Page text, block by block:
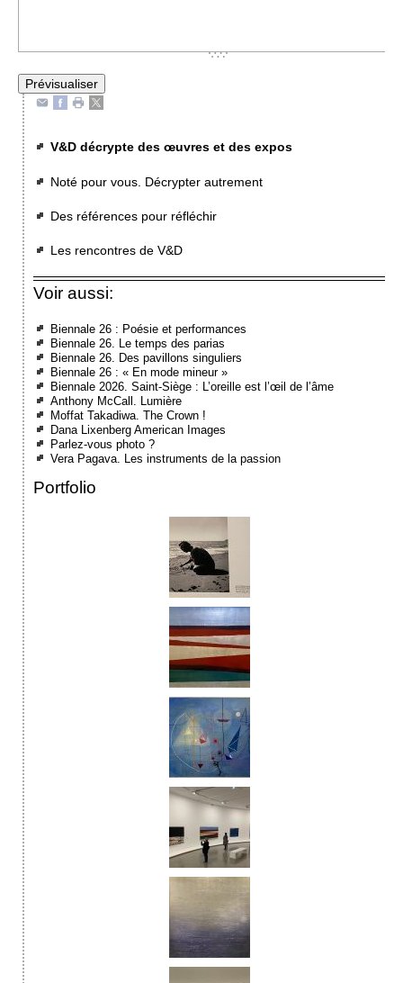
V&D décrypte des œuvres et des expos
Noté pour vous. Décrypter autrement
Des références pour réfléchir
Les rencontres de V&D
Voir aussi:
Biennale 26 : Poésie et performances
Biennale 26. Le temps des parias
Biennale 26. Des pavillons singuliers
Biennale 26 : « En mode mineur »
Biennale 2026. Saint-Siège : L’oreille est l’œil de l’âme
Anthony McCall. Lumière
Moffat Takadiwa. The Crown !
Dana Lixenberg American Images
Parlez-vous photo ?
Vera Pagava. Les instruments de la passion
Portfolio